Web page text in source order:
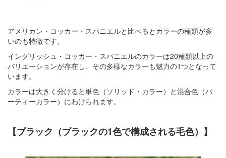
アメリカン・コッカー・スパニエルと比べるとカラーの種類が多
いのも特徴です。
イングリッシュ・コッカー・スパニエルのカラーは20種類以上の
バリエーションが存在し、その多様なカラーも魅力の1つとなって
います。
カラーは大きく分けると単色（ソリッド・カラー）と混合色（パ
ーティーカラー）にわけられます。
【ブラック（ブラックの1色で構成される毛色）】